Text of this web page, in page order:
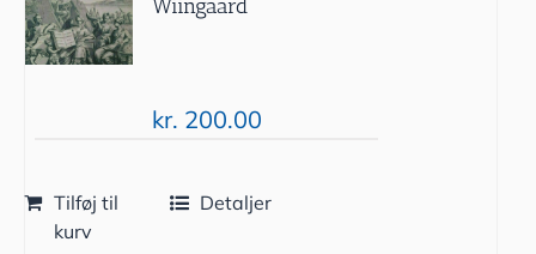
Wiingaard
kr. 200.00
Tilføj til
kurv
Detaljer